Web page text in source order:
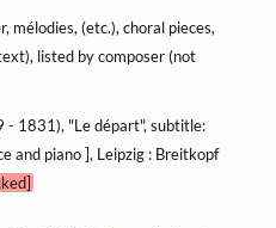
mélodies, (etc.), choral pieces,
listed by composer (not
- 1831), "Le départ", subtitle:
and piano ], Leipzig : Breitkopf